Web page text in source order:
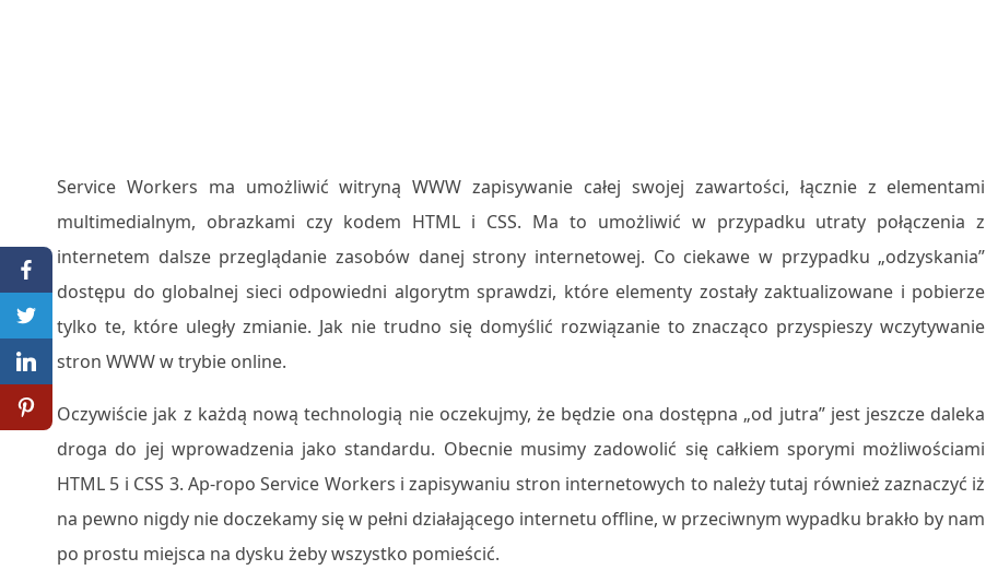
Service Workers ma umożliwić witryną WWW zapisywanie całej swojej zawartości, łącznie z elementami
multimedialnym, obrazkami czy kodem HTML i CSS. Ma to umożliwić w przypadku utraty połączenia z
internetem dalsze przeglądanie zasobów danej strony internetowej. Co ciekawe w przypadku „odzyskania”
dostępu do globalnej sieci odpowiedni algorytm sprawdzi, które elementy zostały zaktualizowane i pobierze
tylko te, które uległy zmianie. Jak nie trudno się domyślić rozwiązanie to znacząco przyspieszy wczytywanie
stron WWW w trybie online.
Oczywiście jak z każdą nową technologią nie oczekujmy, że będzie ona dostępna „od jutra” jest jeszcze daleka
droga do jej wprowadzenia jako standardu. Obecnie musimy zadowolić się całkiem sporymi możliwościami
HTML 5 i CSS 3. Ap-ropo Service Workers i zapisywaniu stron internetowych to należy tutaj również zaznaczyć iż
na pewno nigdy nie doczekamy się w pełni działającego internetu offline, w przeciwnym wypadku brakło by nam
po prostu miejsca na dysku żeby wszystko pomieścić.